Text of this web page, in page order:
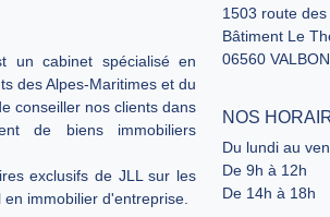
un cabinet spécialisé en
des Alpes-Maritimes et du
conseiller nos clients dans
de biens immobiliers
exclusifs de JLL sur les
immobilier d'entreprise.
1503 route
Bâtiment Le
06560
NOS
Du lundi au
De 9h à 12h
De 14h à 18h